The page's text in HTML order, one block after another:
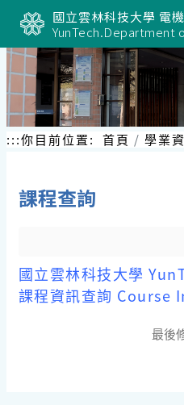
國立雲林科技大學 電
YunTech.Department
:::你目前位置: 首頁 學業
課程查詢
國立雲林科技大學
課程資訊查詢
最後